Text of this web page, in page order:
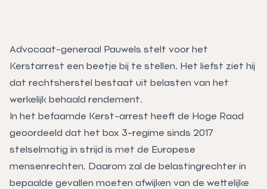
Advocaat-generaal Pauwels stelt voor het
Kerstarrest een beetje bij te stellen. Het liefst ziet hij
dat rechtsherstel bestaat uit belasten van het
werkelijk behaald rendement.
In het befaamde Kerst-arrest heeft de Hoge Raad
geoordeeld dat het box 3-regime sinds 2017
stelselmatig in strijd is met de Europese
mensenrechten. Daarom zal de belastingrechter in
bepaalde gevallen moeten afwijken van de wettelijke